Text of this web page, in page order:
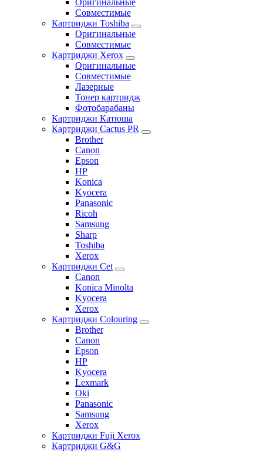
Оригинальные
Совместимые
Картриджи Toshiba
Оригинальные
Совместимые
Картриджи Xerox
Оригинальные
Совместимые
Лазерные
Тонер картридж
Фотобарабаны
Картриджи Катюша
Картриджи Cactus PR
Brother
Canon
Epson
HP
Konica
Kyocera
Panasonic
Ricoh
Samsung
Sharp
Toshiba
Xerox
Картриджи Cet
Canon
Konica Minolta
Kyocera
Xerox
Картриджи Colouring
Brother
Canon
Epson
HP
Kyocera
Lexmark
Oki
Panasonic
Samsung
Xerox
Картриджи Fuji Xerox
Картриджи G&G